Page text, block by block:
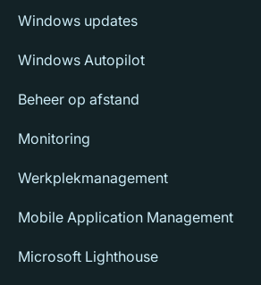
Windows updates
Windows Autopilot
Beheer op afstand
Monitoring
Werkplekmanagement
Mobile Application Management
Microsoft Lighthouse